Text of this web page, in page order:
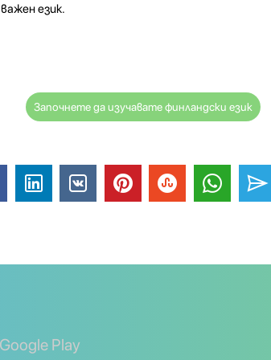
език.
Започнете да изучавате финландски език
Play